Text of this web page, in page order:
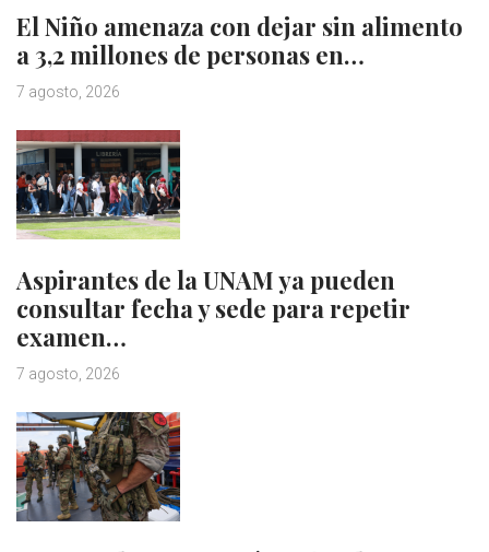
El Niño amenaza con dejar sin alimento
a 3,2 millones de personas en…
7 agosto, 2026
Aspirantes de la UNAM ya pueden
consultar fecha y sede para repetir
examen…
7 agosto, 2026